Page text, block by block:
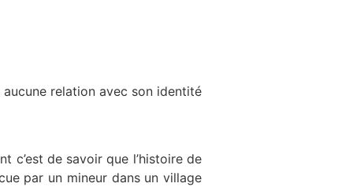
relation avec son identité
c’est de savoir que l’histoire de
par un mineur dans un village